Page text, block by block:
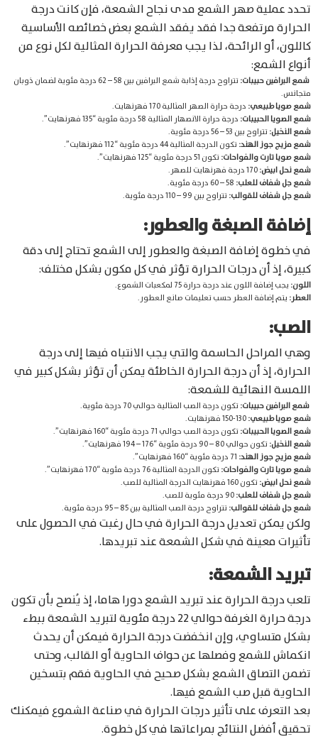
تحدد عملية صهر الشمع مدى نجاح الشمعة، فإن كانت درجة
الحرارة مرتفعة جدا فقد يفقد الشمع بعض خصائصه الأساسية
كاللون، أو الرائحة، لذا يجب معرفة الحرارة المثالية لكل نوع من
أنواع الشمع:
شمع البرافين حبيبات:
تتراوح درجة إذابة شمع البرافين بين 58 – 62 درجة مئوية لضمان ذوبان
متجانس.
شمع صويا طبيعي: درجة حرارة الصهر المثالية 170 فهرنهايت.
شمع الصويا الحبيبات: درجة حرارة الانصهار المثالية 58 درجة مئوية “135 فهرنهايت”.
شمع النخيل:تتراوح بين 53 – 56 درجة مئوية.
شمع مزيج جوز الهند:تكون الدرجة المثالية 44 درجة مئوية “112 فهرنهايت”.
شمع صويا تارت والفواحات:تكون 51 درجة مئوية “125 فهرنهايت”.
شمع نحل ابيض:170 درجة فهرنهايت للصهر.
شمع جل شفاف للعلب: 58 – 60 درجة مئوية.
شمع جل شفاف للقوالب:تتراوح بين 99 – 110 درجة مئوية.
إضافة الصبغة والعطور:
في خطوة إضافة الصبغة والعطور إلى الشمع تحتاج إلى دقة
كبيرة، إذ أن درجات الحرارة تؤثر في كل مكون بشكل مختلف:
اللون: يجب إضافة اللون عند درجة حرارة 75 لمكعبات الشموع.
العطر: يتم إضافة العطر حسب تعليمات صانع العطور.
الصب:
وهي المراحل الحاسمة والتي يجب الانتباه فيها إلى درجة
الحرارة، إذ أن درجة الحرارة الخاطئة يمكن أن تؤثر بشكل كبير في
اللمسة النهائية للشمعة:
شمع البرافين حبيبات:تكون درجة الصب المثالية حوالي 70 درجة مئوية.
شمع صويا طبيعي:130-150 فهرنهايت.
شمع الصويا الحبيبات:تكون درجة الصب حوالي 71 درجة مئوية “160 فهرنهايت”.
شمع النخيل:تكون حوالي 80 – 90 درجة مئوية “176 – 194 فهرنهايت”.
شمع مزيج جوز الهند: 71 درجة مئوية “160 فهرنهايت”.
شمع صويا تارت والفواحات:تكون الدرجة المثالية 76 درجة مئوية “170 فهرنهايت”.
شمع نحل ابيض:تكون 160 فهرنهايت الدرجة المثالية للصب.
شمع جل شفاف للعلب:90 درجة مئوية للصب.
شمع جل شفاف للقوالب:تتراوح درجة الصب المثالية بين 85 – 95 درجة مئوية.
ولكن يمكن تعديل درجة الحرارة في حال رغبت في الحصول على
تأثيرات معينة في شكل الشمعة عند تبريدها.
تبريد الشمعة:
تلعب درجة الحرارة عند تبريد الشمع دورا هاما، إذ يُنصح بأن تكون
درجة حرارة الغرفة حوالي 22 درجة مئوية لتبريد الشمعة ببطء
بشكل متساوي، وإن انخفضت درجة الحرارة فيمكن أن يحدث
انكماش للشمع وفصلها عن حواف الحاوية أو القالب، وحتى
تضمن التصاق الشمع بشكل صحيح في الحاوية فقم بتسخين
الحاوية قبل صب الشمع فيها.
بعد التعرف على تأثير درجات الحرارة في صناعة الشموع فيمكنك
تحقيق أفضل النتائج بمراعاتها في كل خطوة.